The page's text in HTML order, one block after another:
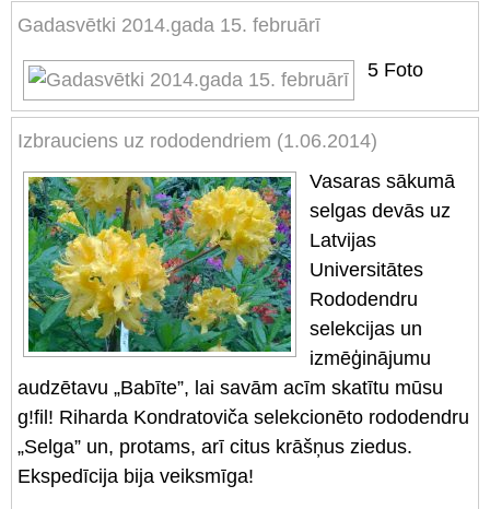
Gadasvētki 2014.gada 15. februārī
5 Foto
Izbrauciens uz rododendriem (1.06.2014)
Vasaras sākumā
selgas devās uz
Latvijas
Universitātes
Rododendru
selekcijas un
izmēģinājumu
audzētavu „Babīte”, lai savām acīm skatītu mūsu
g!fil! Riharda Kondratoviča selekcionēto rododendru
„Selga” un, protams, arī citus krāšņus ziedus.
Ekspedīcija bija veiksmīga!